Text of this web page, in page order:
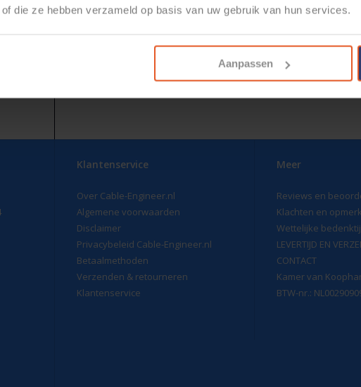
die ze hebben verzameld op basis van uw gebruik van hun services.
Aanpassen
Klantenservice
Over Cable-Engineer.nl
Algemene voorwaarden
Disclaimer
Privacybeleid Cable-Engineer.nl
Betaalmethoden
Verzenden & retourneren
Klantenservice
Meer
Reviews en
Klachten en
Wettelijke
LEVERTIJD EN
CONTACT
Kamer van
BTW-nr.: